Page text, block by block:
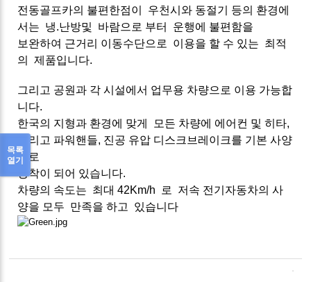
전동골프카의 불편한점이 우천시와 동절기 등의 환경에
서는 냉.난방및 바람으로 부터 운행에 불편함을
보완하여 근거리 이동수단으로 이용을 할 수 있는 최적
의 제품입니다.
그리고 공원과 각 시설에서 업무용 차량으로 이용 가능합
니다.
한국의 지형과 환경에 맞게 모든 차량에 에어컨 및 히타,
그리고 파워핸들, 진공 유압 디스크브레이크를 기본 사양
으로
장착이 되어 있습니다.
차량의 속도는 최대 42Km/h 로 저속 전기자동차의 사
양을 모두 만족을 하고 있습니다
목록
열기